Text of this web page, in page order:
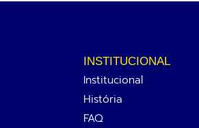
INSTITUCIONAL
Institucional
História
FAQ